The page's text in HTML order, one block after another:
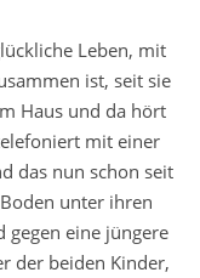
Leben, mit
ist, seit sie
Haus und da hört
mit einer
das nun schon seit
unter ihren
gegen eine jüngere
der beiden Kinder,